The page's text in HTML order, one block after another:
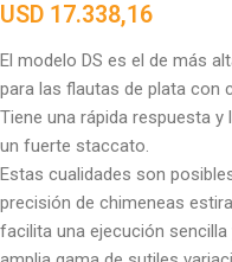
USD 17.338,16
El modelo DS es el de más
para las flautas de plata con
Tiene una rápida respuesta
un fuerte staccato.
Estas cualidades son
precisión de chimeneas
facilita una ejecución